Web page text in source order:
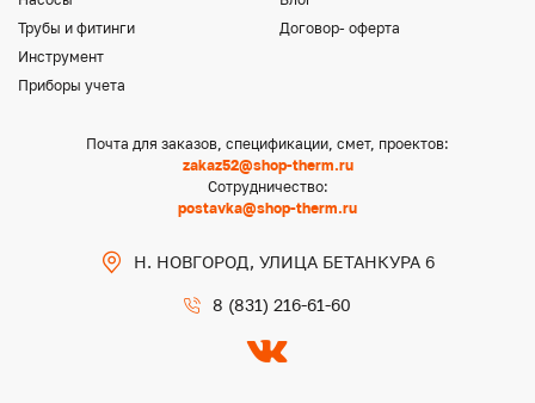
Трубы и фитинги
Инструмент
Приборы учета
Договор- оферта
Почта для заказов, спецификации, смет, проектов:
zakaz52@shop-therm.ru
Сотрудничество:
postavka@shop-therm.ru
Н. НОВГОРОД, УЛИЦА БЕТАНКУРА 6
8 (831) 216-61-60